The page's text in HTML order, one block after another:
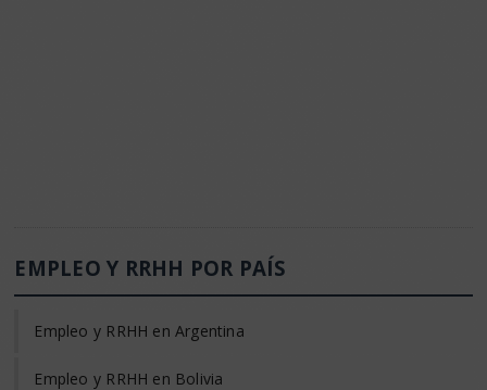
EMPLEO Y RRHH POR PAÍS
Empleo y RRHH en Argentina
Empleo y RRHH en Bolivia